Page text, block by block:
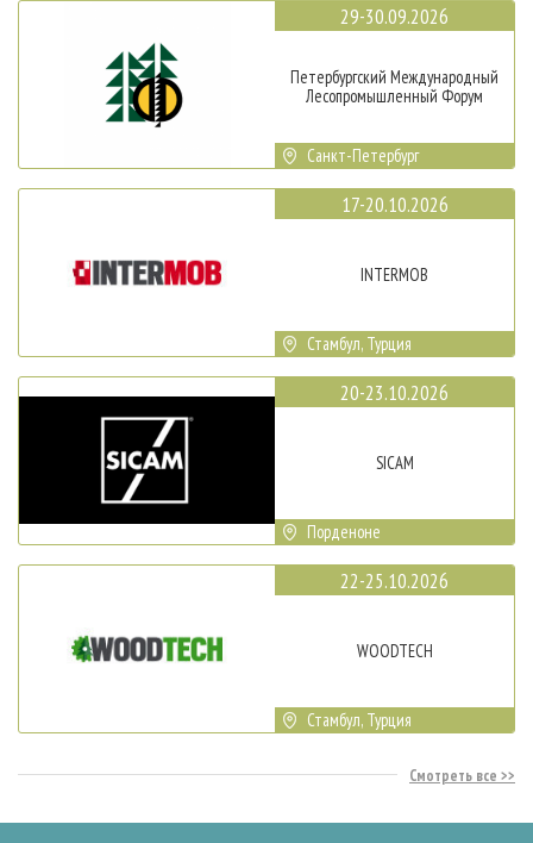
29-30.09.2026
Петербургский Международный
Лесопромышленный Форум
Санкт-Петербург
17-20.10.2026
INTERMOB
Стамбул, Турция
20-23.10.2026
SICAM
Порденоне
22-25.10.2026
WOODTECH
Стамбул, Турция
Смотреть все